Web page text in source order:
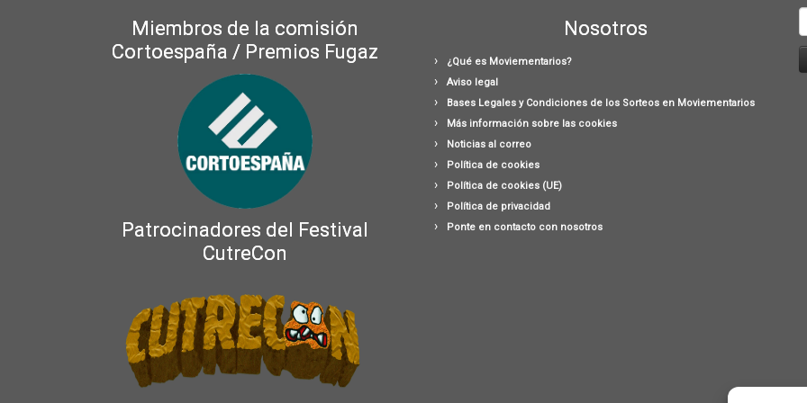
Miembros de la comisión
Cortoespaña / Premios Fugaz
Patrocinadores del Festival
CutreCon
Nosotros
¿Qué es Moviementarios?
Aviso legal
Bases Legales y Condiciones de los Sorteos en Moviementarios
Más información sobre las cookies
Noticias al correo
Política de cookies
Política de cookies (UE)
Política de privacidad
Ponte en contacto con nosotros